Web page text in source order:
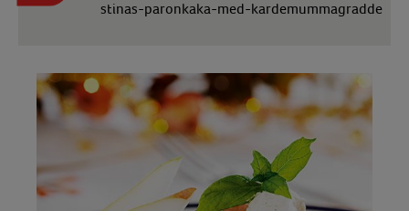
stinas-paronkaka-med-kardemummagradde